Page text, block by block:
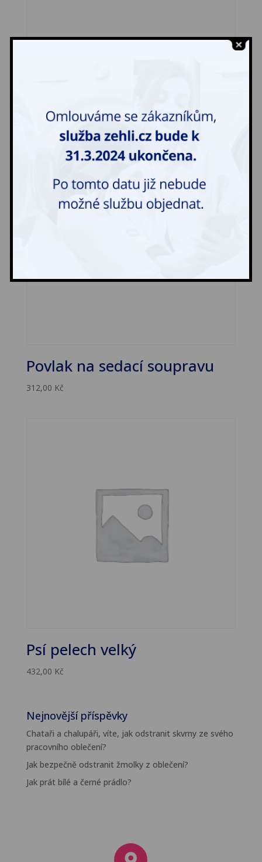
Povlak na sedací soupravu
312,00 Kč
Psí pelech velký
432,00 Kč
Nejnovější příspěvky
Chataři a chalupáři, víte, jak odstranit skvrny ze svého
pracovního oblečení?
Jak bezpečně odstranit žmolky z oblečení?
Jak prát bílé a černé prádlo?